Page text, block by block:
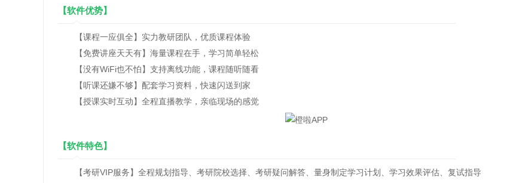
【软件优势】
【课程一应俱全】实力教研团队，优质课程体验
【免费讲座天天有】海量课程在手，学习简单轻松
【没有WiFi也不怕】支持离线功能，课程随听随看
【听课还嫌不够】配套学习资料，快速闪送到家
【授课实时互动】全程直播教学，亲临现场的感觉
【软件特色】
【考研VIP服务】全程规划指导、考研院校选择、考研疑问解答、量身制定学习计划、学习效果评估、复试指导